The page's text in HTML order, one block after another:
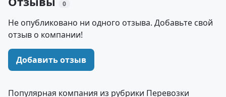
0
Не опубликовано ни одного отзыва. Добавьте свой
отзыв о компании!
Добавить отзыв
Популярная компания из рубрики Перевозки